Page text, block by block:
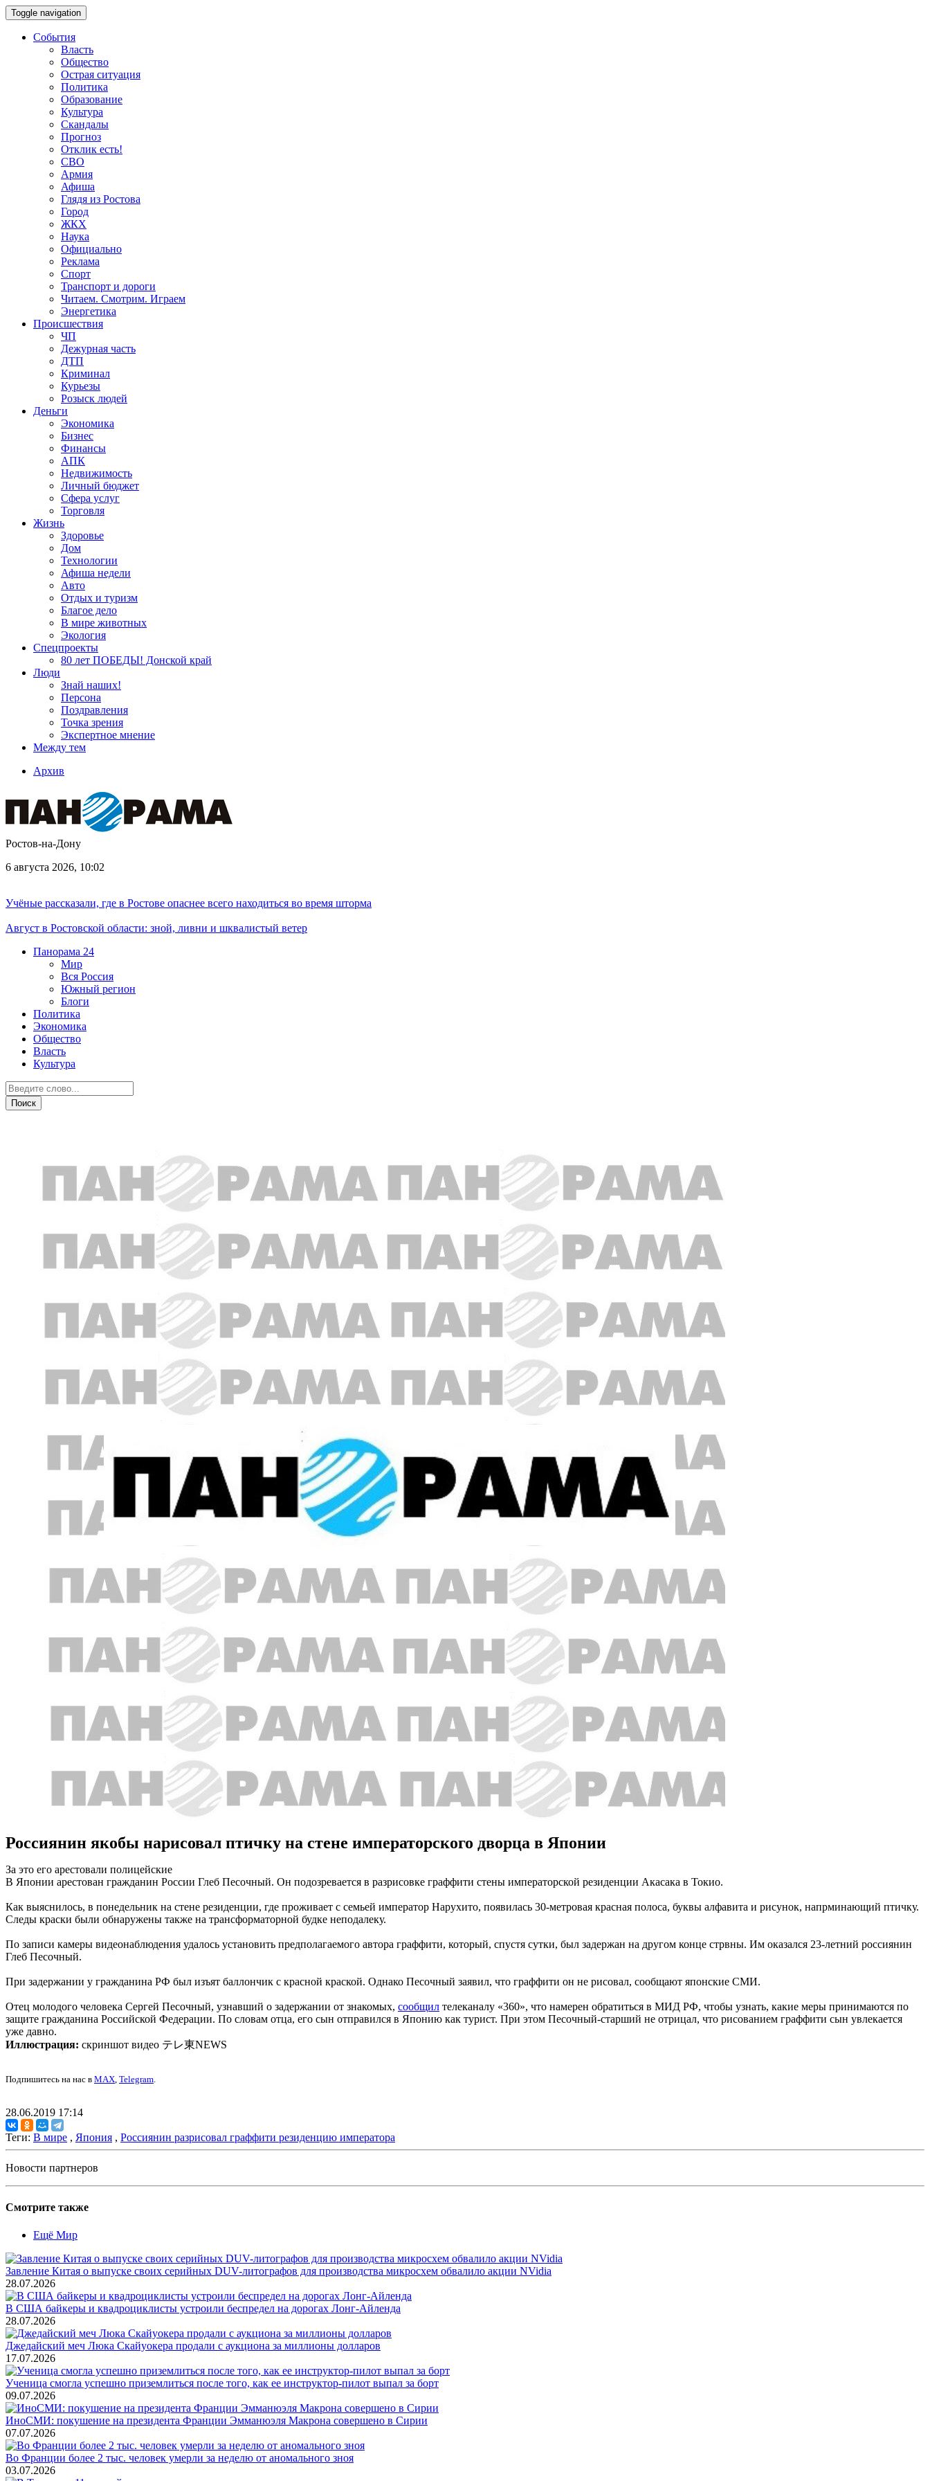
Toggle navigation
События
Власть
Общество
Острая ситуация
Политика
Образование
Культура
Скандалы
Прогноз
Отклик есть!
СВО
Армия
Афиша
Глядя из Ростова
Город
ЖКХ
Наука
Официально
Реклама
Спорт
Транспорт и дороги
Читаем. Смотрим. Играем
Энергетика
Происшествия
ЧП
Дежурная часть
ДТП
Криминал
Курьезы
Розыск людей
Деньги
Экономика
Бизнес
Финансы
АПК
Недвижимость
Личный бюджет
Сфера услуг
Торговля
Жизнь
Здоровье
Дом
Технологии
Афиша недели
Авто
Отдых и туризм
Благое дело
В мире животных
Экология
Спецпроекты
80 лет ПОБЕДЫ! Донской край
Люди
Знай наших!
Персона
Поздравления
Точка зрения
Экспертное мнение
Между тем
Архив
Ростов-на-Дону
6 августа 2026, 10:02
Учёные рассказали, где в Ростове опаснее всего находиться во время шторма
Август в Ростовской области: зной, ливни и шквалистый ветер
Панорама 24
Мир
Вся Россия
Южный регион
Блоги
Политика
Экономика
Общество
Власть
Культура
Россиянин якобы нарисовал птичку на стене императорского дворца в Японии
За это его арестовали полицейские
В Японии арестован гражданин России Глеб Песочный. Он подозревается в разрисовке граффити стены императорской резиденции Акасака в Токио.
Как выяснилось, в понедельник на стене резиденции, где проживает с семьей император Нарухито, появилась 30-метровая красная полоса, буквы алфавита и рисунок, напрминающий птичку.
Следы краски были обнаружены также на трансформаторной будке неподалеку.
По записи камеры видеонаблюдения удалось установить предполагаемого автора граффити, который, спустя сутки, был задержан на другом конце стрвны. Им оказался 23-летний россиянин
Глеб Песочный.
При задержании у гражданина РФ был изъят баллончик с красной краской. Однако Песочный заявил, что граффити он не рисовал, сообщают японские СМИ.
Отец молодого человека Сергей Песочный, узнавший о задержании от знакомых, сообщил телеканалу «360», что намерен обратиться в МИД РФ, чтобы узнать, какие меры принимаются по
защите гражданина Российской Федерации. По словам отца, его сын отправился в Японию как турист. При этом Песочный-старший не отрицал, что рисованием граффити сын увлекается
уже давно.
Иллюстрация: скриншот видео テレ東NEWS
Подпишитесь на нас в MAX, Telegram.
28.06.2019 17:14
Теги: В мире , Япония , Россиянин разрисовал граффити резиденцию императора
Новости партнеров
Смотрите также
Ещё Мир
Завление Китая о выпуске своих серийных DUV-литографов для производства микросхем обвалило акции NVidia
28.07.2026
В США байкеры и квадроциклисты устроили беспредел на дорогах Лонг-Айленда
28.07.2026
Джедайский меч Люка Скайуокера продали с аукциона за миллионы долларов
17.07.2026
Ученица смогла успешно приземлиться после того, как ее инструктор-пилот выпал за борт
09.07.2026
ИноСМИ: покушение на президента Франции Эмманюэля Макрона совершено в Сирии
07.07.2026
Во Франции более 2 тыс. человек умерли за неделю от аномального зноя
03.07.2026